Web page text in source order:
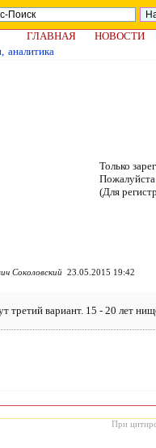
ГЛАВНАЯ НОВОСТИ
аналитика
Только
Пожалуйста
(Для
Соколовский 23.05.2015 19:42
третий вариант. 15 - 20 лет
При